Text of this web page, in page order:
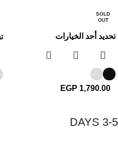
SOLD
OUT
تحديد أحد الخيارات
EGP 1,790.00
3-5 DAYS